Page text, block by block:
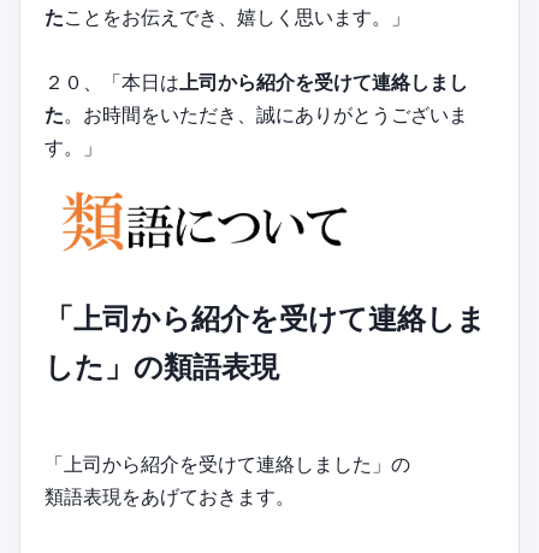
たことをお伝えでき、嬉しく思います。」
２０、「本日は 上司から紹介を受けて連絡しまし
た。お時間をいただき、誠にありがとうございま
す。」
「上司から紹介を受けて連絡しま
した」の類語表現
「上司から紹介を受けて連絡しました」の
類語表現をあげておきます。